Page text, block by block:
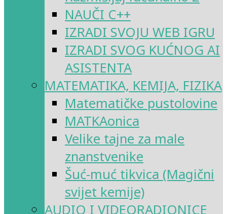
NAUČI C++
IZRADI SVOJU WEB IGRU
IZRADI SVOG KUĆNOG AI
ASISTENTA
MATEMATIKA, KEMIJA, FIZIKA
Matematičke pustolovine
MATKAonica
Velike tajne za male
znanstvenike
Šuć-muć tikvica (Magični
svijet kemije)
AUDIO I VIDEORADIONICE